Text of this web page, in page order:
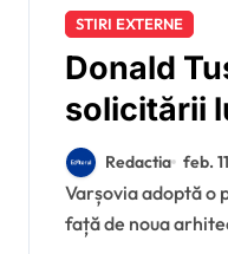
STIRI EXTERNE
Donald
solicitării
Polonia
la
Păcii
Redactia feb.
Varșovia adoptă o poziție de maximă prudență
față de noua